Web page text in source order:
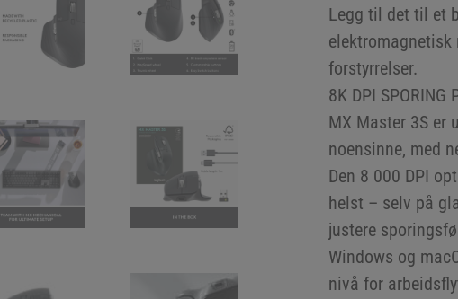
Legg til det til et
elektromagnetisk
forstyrrelser.
8K DPI SPORING
MX Master 3S er
noensinne, med
Den 8 000 DPI
helst – selv på
justere
Windows og
nivå for